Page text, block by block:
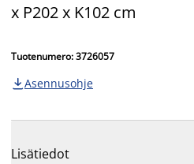
x P202 x K102 cm
Tuotenumero: 3726057
 Asennusohje
Lisätiedot